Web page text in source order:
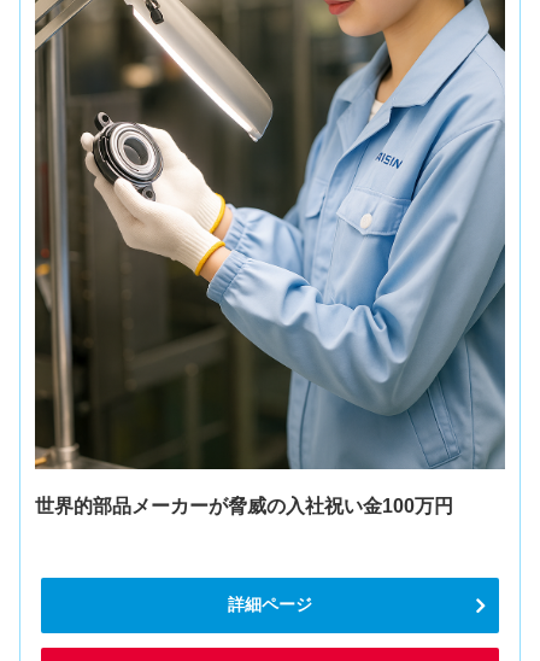
世界的部品メーカーが脅威の入社祝い金100万円
詳細ページ